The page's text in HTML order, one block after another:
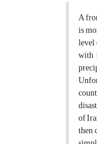
A
is
level
with
of
then